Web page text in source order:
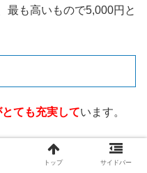
最も高いもので5,000円と
ても充実しています。
トップ サイドバー